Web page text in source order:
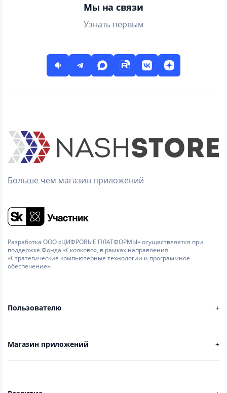
Мы на связи
Узнать первым
Больше чем магазин приложений
Разработка ООО «ЦИФРОВЫЕ ПЛАТФОРМЫ» осуществляется при
поддержке Фонда «Сколково», в рамках направления
«Стратегические компьютерные технологии и программное
обеспечение».
Пользователю
Магазин приложений